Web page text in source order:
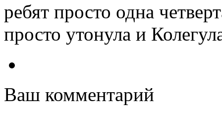
ребят просто одна
просто утонула и
Ваш комментарий